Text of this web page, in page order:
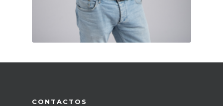
CONTACTOS